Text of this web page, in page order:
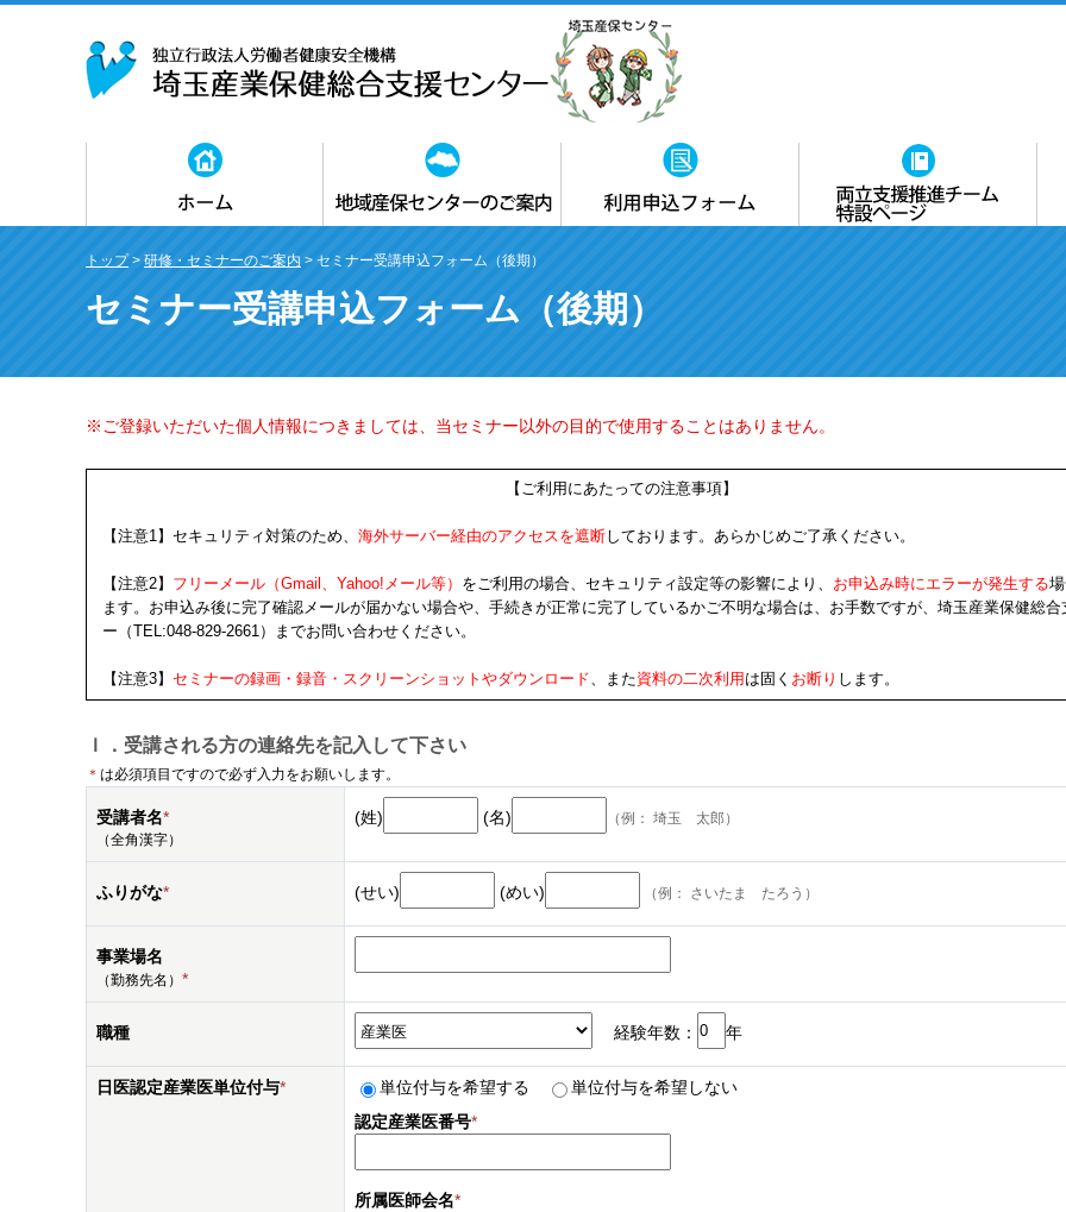
ホームトップ
所長あいさつ
アクセスマップ
契約業務適正化に関する取り組み
冊子・パンフレット 地さんぽトップ
各地域産業保健センター
事業内容
利用方法
よくあるご質問
トップ> 研修・セミナーのご案内 > セミナー受講申込フォーム（後期）
セミナー受講申込フォーム（後期）
※ご登録いただいた個人情報につきましては、当セミナー以外の目的で使用することはありません。
【ご利用にあたっての注意事項】
【注意1】セキュリティ対策のため、 海外サーバー経由のアクセスを遮断しております。あらかじめご了承ください。
【注意2】 フリーメール（Gmail、Yahoo!メール等） をご利用の場合、セキュリティ設定等の影響により、 お申込み時にエラーが発生する
ます。お申込み後に完了確認メールが届かない場合や、手続きが正常に完了しているかご不明な場合は、お手数ですが、埼玉産業保健総合
ー（TEL:048-829-2661）までお問い合わせください。
【注意3】 セミナーの録画・録音・スクリーンショットやダウンロード、また資料の二次利用 は固く お断り します。
Ｉ．受講される方の連絡先を記入して下さい
＊ は必須項目ですので必ず入力をお願いします。
受講者名*
（全角漢字）
(姓) (名) （例： 埼玉 太郎）
ふりがな* (せい) (めい) （例： さいたま たろう）
事業場名
（勤務先名） *
職種 経験年数： 年
日医認定産業医単位付与* 単位付与を希望する
単位付与を希望しない
認定産業医番号*
所属医師会名*